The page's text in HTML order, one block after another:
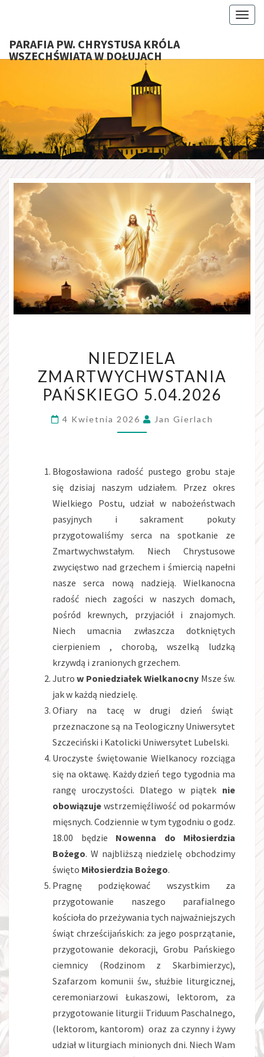
PARAFIA PW. CHRYSTUSA KRÓLA
WSZECHŚWIATA W DOŁUJACH
W
NIEDZIELA
ZMARTWYCHWSTANIA
PAŃSKIEGO 5.04.2026
4 Kwietnia 2026 Jan Gierlach
Błogosławiona radość pustego grobu staje
się dzisiaj naszym udziałem. Przez okres
Wielkiego Postu, udział w nabożeństwach
pasyjnych i sakrament pokuty
przygotowaliśmy serca na spotkanie ze
Zmartwychwstałym. Niech Chrystusowe
zwycięstwo nad grzechem i śmiercią napełni
nasze serca nową nadzieją. Wielkanocna
radość niech zagości w naszych domach,
pośród krewnych, przyjaciół i znajomych.
Niech umacnia zwłaszcza dotkniętych
cierpieniem , chorobą, wszelką ludzką
krzywdą i zranionych grzechem.
Jutrow Poniedziałek Wielkanocny Msze św.
jak w każdą niedzielę.
Ofiary na tacę w drugi dzień świąt
przeznaczone są na Teologiczny Uniwersytet
Szczeciński i Katolicki Uniwersytet Lubelski.
Uroczyste świętowanie Wielkanocy rozciąga
się na oktawę. Każdy dzień tego tygodnia ma
rangę uroczystości. Dlatego w piątek nie
obowiązuje wstrzemięźliwość od pokarmów
mięsnych. Codziennie w tym tygodniu o godz.
18.00 będzie Nowenna do Miłosierdzia
Bożego. W najbliższą niedzielę obchodzimy
święto Miłosierdzia Bożego.
Pragnę podziękować wszystkim za
przygotowanie naszego parafialnego
kościoła do przeżywania tych najważniejszych
świąt chrześcijańskich: za jego posprzątanie,
przygotowanie dekoracji, Grobu Pańskiego
ciemnicy (Rodzinom z Skarbimierzyc),
Szafarzom komunii św., służbie liturgicznej,
ceremoniarzowi Łukaszowi, lektorom, za
przygotowanie liturgii Triduum Paschalnego,
(lektorom, kantorom) oraz za czynny i żywy
udział w liturgiach minionych dni. Niech Wam